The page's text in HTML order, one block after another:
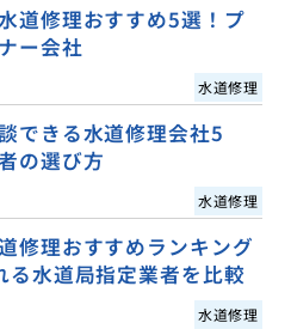
道修理おすすめ5選！プ
ー会社
水道修理
できる水道修理会社5
の選び方
水道修理
修理おすすめランキング
る水道局指定業者を比較
水道修理